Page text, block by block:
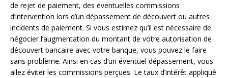
de rejet de paiement, des éventuelles commissions
d’intervention lors d’un dépassement de découvert ou autres
incidents de paiement. Si vous estimez qu’il est nécessaire de
négocier l’augmentation du montant de votre autorisation de
découvert bancaire avec votre banque, vous pouvez le faire
sans problème. Ainsi en cas d’un éventuel dépassement, vous
allez éviter les commissions perçues. Le taux d’intérêt appliqué